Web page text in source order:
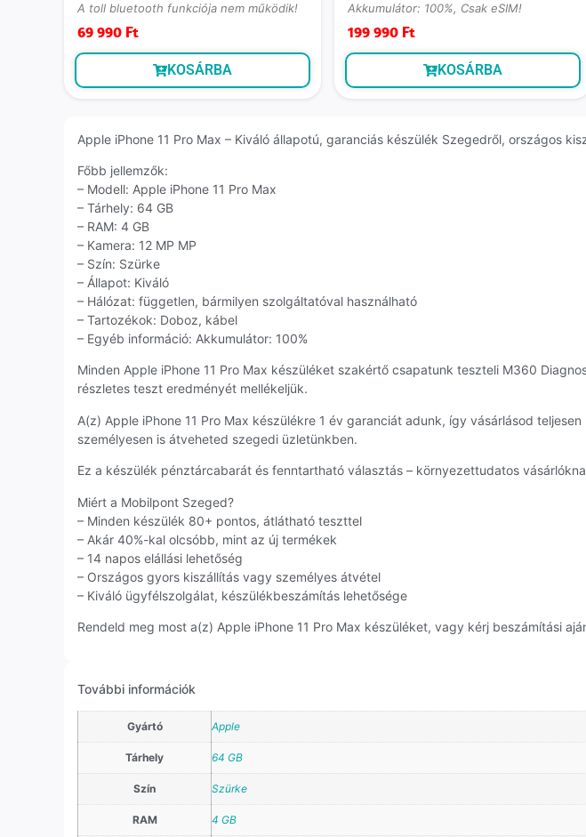
A toll bluetooth funkciója nem működik!
69 990 Ft
KOSÁRBA
Akkumulátor: 100%, Csak eSIM!
199 990 Ft
KOSÁRBA
Apple iPhone 11 Pro Max – Kiváló állapotú, garanciás készülék Szegedről, országos
Főbb jellemzők:
– Modell: Apple iPhone 11 Pro Max
– Tárhely: 64 GB
– RAM: 4 GB
– Kamera: 12 MP MP
– Szín: Szürke
– Állapot: Kiváló
– Hálózat: független, bármilyen szolgáltatóval használható
– Tartozékok: Doboz, kábel
– Egyéb információ: Akkumulátor: 100%
Minden Apple iPhone 11 Pro Max készüléket szakértő csapatunk teszteli M360
részletes teszt eredményét mellékeljük.
A(z) Apple iPhone 11 Pro Max készülékre 1 év garanciát adunk, így vásárlásod
személyesen is átveheted szegedi üzletünkben.
Ez a készülék pénztárcabarát és fenntartható választás – környezettudatos
Miért a Mobilpont Szeged?
– Minden készülék 80+ pontos, átlátható teszttel
– Akár 40%-kal olcsóbb, mint az új termékek
– 14 napos elállási lehetőség
– Országos gyors kiszállítás vagy személyes átvétel
– Kiváló ügyfélszolgálat, készülékbeszámítás lehetősége
Rendeld meg most a(z) Apple iPhone 11 Pro Max készüléket, vagy kérj beszámítási
További információk
Gyártó Apple
Tárhely 64 GB
Szín Szürke
RAM 4 GB